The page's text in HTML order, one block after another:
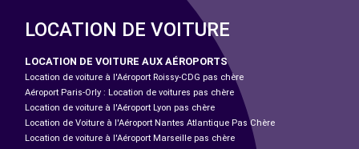
LOCATION DE VOITURE
LOCATION DE VOITURE AUX AÉROPORTS
Location de voiture à l'Aéroport Roissy-CDG pas chère
Aéroport Paris-Orly : Location de voitures pas chère
Location de voiture à l'Aéroport Lyon pas chère
Location de Voiture à l'Aéroport Nantes Atlantique Pas Chère
Location de voiture à l'Aéroport Marseille pas chère